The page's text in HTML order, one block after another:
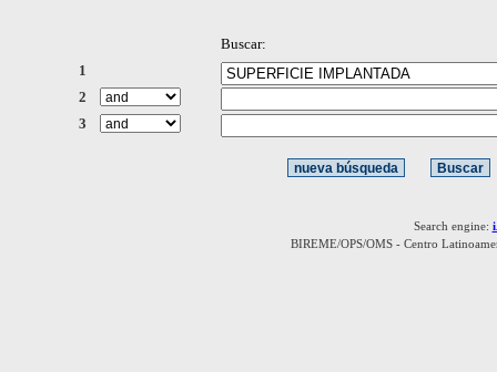
Buscar:
1
2
3
Search engine:
BIREME/OPS/OMS - Centro